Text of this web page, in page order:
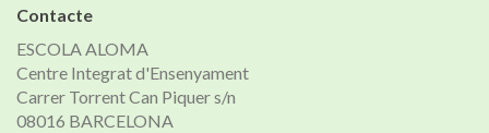
Contacte
ESCOLA ALOMA
Centre Integrat d'Ensenyament
Carrer Torrent Can Piquer s/n
08016 BARCELONA